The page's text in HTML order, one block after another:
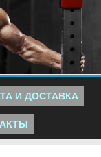
И ДОСТАВКА